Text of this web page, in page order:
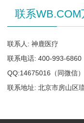
联系WB.COM
联系人: 神鹿医疗
联系电话: 400-993-6860
QQ:14675016（同微信）
联系地址: 北京市房山区